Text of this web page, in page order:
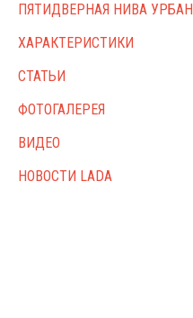
ПЯТИДВЕРНАЯ НИВА УРБАН
ХАРАКТЕРИСТИКИ
СТАТЬИ
ФОТОГАЛЕРЕЯ
ВИДЕО
НОВОСТИ LADA